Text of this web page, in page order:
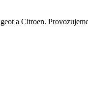
a Citroen.